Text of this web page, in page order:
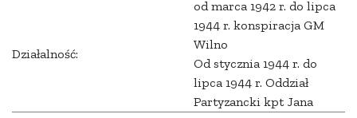
Działalność:
od marca 1942 r. do lipca
1944 r. konspiracja GM
Wilno
Od stycznia 1944 r. do
lipca 1944 r. Oddział
Partyzancki kpt Jana